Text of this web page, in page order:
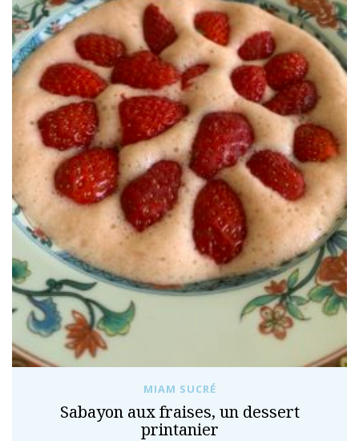
MIAM SUCRÉ
Sabayon aux fraises, un dessert
printanier